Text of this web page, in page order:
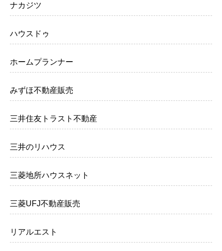
ナカジツ
ハウスドゥ
ホームプランナー
みずほ不動産販売
三井住友トラスト不動産
三井のリハウス
三菱地所ハウスネット
三菱UFJ不動産販売
リアルエスト